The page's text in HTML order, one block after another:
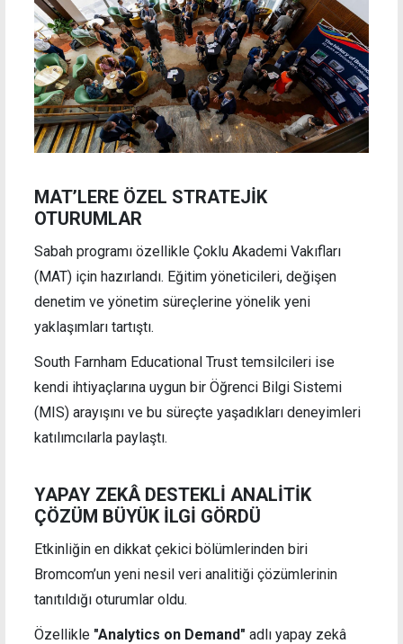
MAT’LERE ÖZEL STRATEJİK
OTURUMLAR
Sabah programı özellikle Çoklu Akademi Vakıfları
(MAT) için hazırlandı. Eğitim yöneticileri, değişen
denetim ve yönetim süreçlerine yönelik yeni
yaklaşımları tartıştı.
South Farnham Educational Trust temsilcileri ise
kendi ihtiyaçlarına uygun bir Öğrenci Bilgi Sistemi
(MIS) arayışını ve bu süreçte yaşadıkları deneyimleri
katılımcılarla paylaştı.
YAPAY ZEKÂ DESTEKLİ ANALİTİK
ÇÖZÜM BÜYÜK İLGİ GÖRDÜ
Etkinliğin en dikkat çekici bölümlerinden biri
Bromcom’un yeni nesil veri analitiği çözümlerinin
tanıtıldığı oturumlar oldu.
Özellikle "Analytics on Demand" adlı yapay zekâ